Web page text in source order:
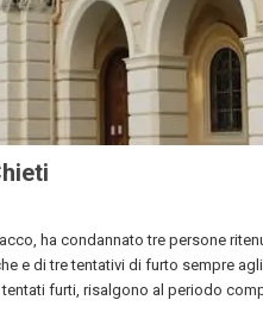
ha condannato tre persone
e di tre tentativi di furto sempre
furti, risalgono al periodo